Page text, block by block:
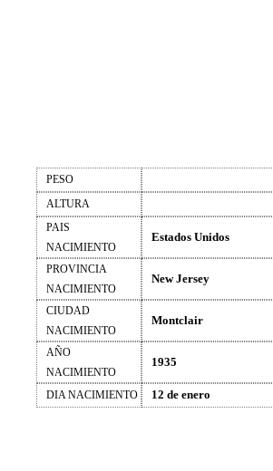
PESO
ALTURA
PAIS
NACIMIENTO
Estados Unidos
PROVINCIA
NACIMIENTO
New Jersey
CIUDAD
NACIMIENTO
Montclair
AÑO
NACIMIENTO
1935
DIA NACIMIENTO 12 de enero